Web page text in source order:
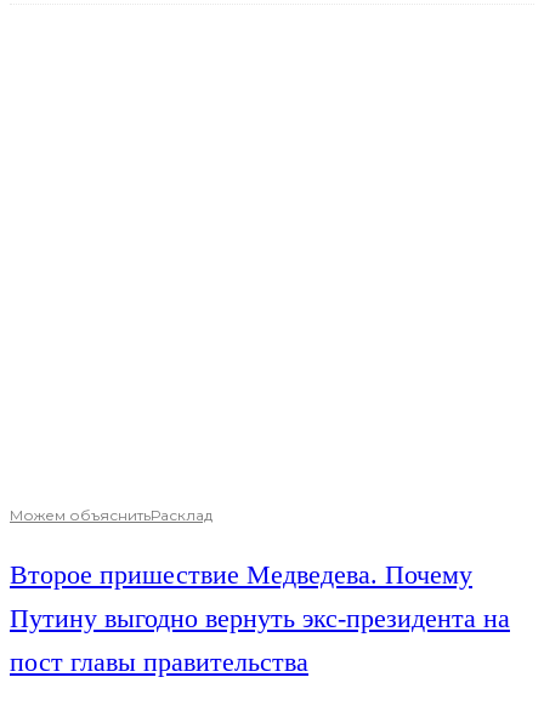
Можем объяснитьРасклад
Второе пришествие Медведева. Почему
Путину выгодно вернуть экс-президента на
пост главы правительства